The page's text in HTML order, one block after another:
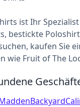
ist Ihr
bestickte
kaufen Sie
wie Fruit of The
Backyard